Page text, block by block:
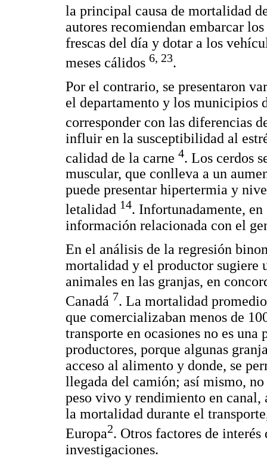
la principal causa de mortalidad
autores recomiendan embarcar
frescas del día y dotar a los
meses cálidos 6, 23.
Por el contrario, se presentaron
el departamento y los municipios
corresponder con las diferencias
influir en la susceptibilidad al
calidad de la carne 4. Los cerdos
muscular, que conlleva a un
puede presentar hipertermia y
letalidad 14. Infortunadamente,
información relacionada con el
En el análisis de la regresión
mortalidad y el productor sugiere
animales en las granjas, en
Canadá 7. La mortalidad
que comercializaban menos de
transporte en ocasiones no es
productores, porque algunas
acceso al alimento y donde, se
llegada del camión; así mismo,
peso vivo y rendimiento en canal,
la mortalidad durante el
Europa2. Otros factores de interés
investigaciones.